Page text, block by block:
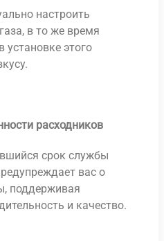
настроить
в то же время
установке этого
расходников
срок службы
вас о
поддерживая
и качество.